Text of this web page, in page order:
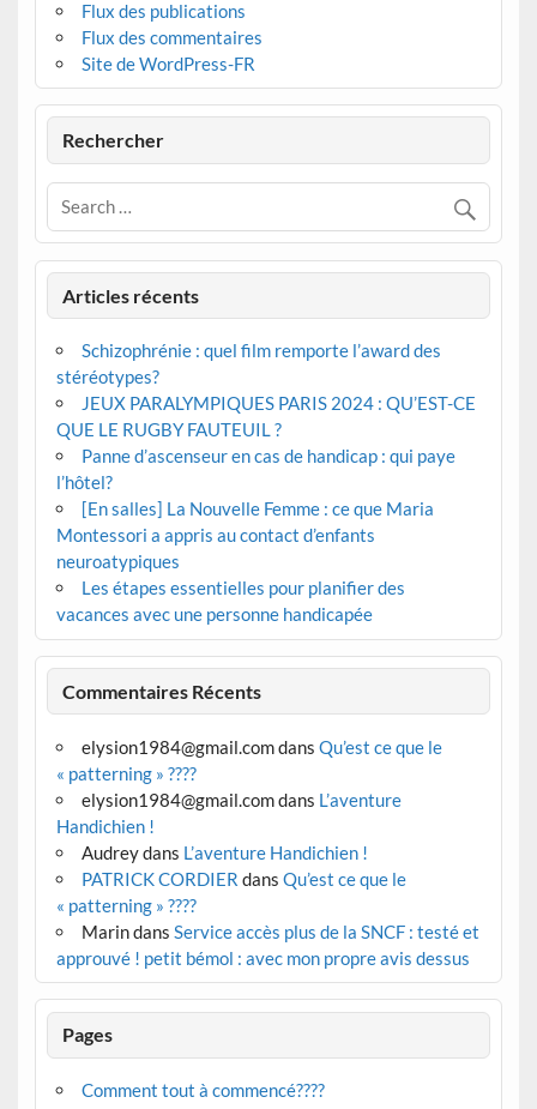
Flux des publications
Flux des commentaires
Site de WordPress-FR
Rechercher
Articles récents
Schizophrénie : quel film remporte l’award des
stéréotypes?
JEUX PARALYMPIQUES PARIS 2024 : QU’EST-CE
QUE LE RUGBY FAUTEUIL ?
Panne d’ascenseur en cas de handicap : qui paye
l’hôtel?
[En salles] La Nouvelle Femme : ce que Maria
Montessori a appris au contact d’enfants
neuroatypiques
Les étapes essentielles pour planifier des
vacances avec une personne handicapée
Commentaires Récents
elysion1984@gmail.comdans Qu’est ce que le
« patterning » ????
elysion1984@gmail.comdans L’aventure
Handichien !
Audreydans L’aventure Handichien !
PATRICK CORDIER dans Qu’est ce que le
« patterning » ????
Marindans Service accès plus de la SNCF : testé et
approuvé ! petit bémol : avec mon propre avis dessus
Pages
Comment tout à commencé????